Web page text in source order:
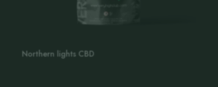
Northern lights CBD